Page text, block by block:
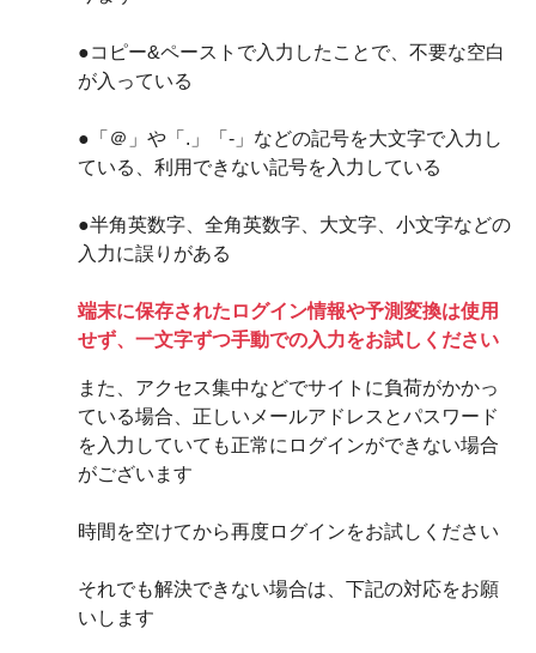
●コピー&ペーストで入力したことで、不要な空白
が入っている
●「＠」や「.」「-」などの記号を大文字で入力し
ている、利用できない記号を入力している
●半角英数字、全角英数字、大文字、小文字などの
入力に誤りがある
端末に保存されたログイン情報や予測変換は使用
せず、一文字ずつ手動での入力をお試しください
また、アクセス集中などでサイトに負荷がかかっ
ている場合、正しいメールアドレスとパスワード
を入力していても正常にログインができない場合
がございます
時間を空けてから再度ログインをお試しください
それでも解決できない場合は、下記の対応をお願
いします